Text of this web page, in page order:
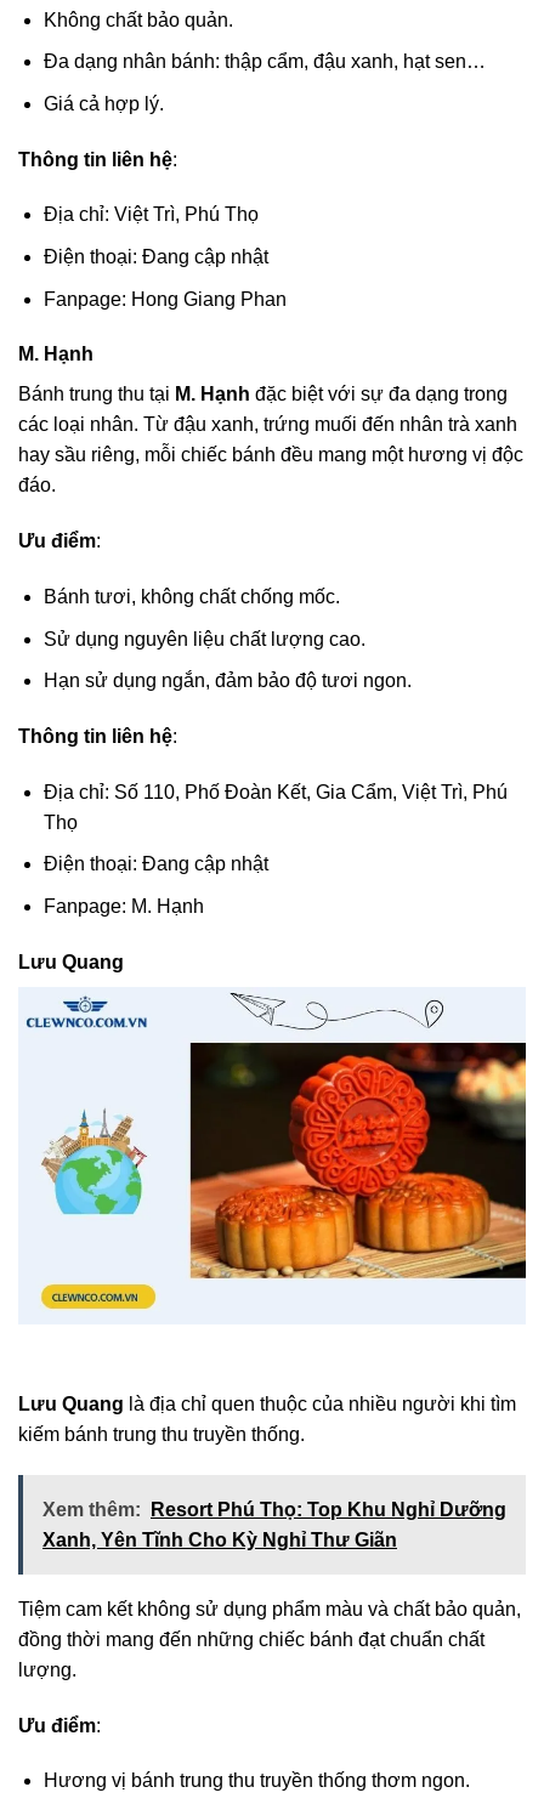
Không chất bảo quản.
Đa dạng nhân bánh: thập cẩm, đậu xanh, hạt sen…
Giá cả hợp lý.
Thông tin liên hệ:
Địa chỉ: Việt Trì, Phú Thọ
Điện thoại: Đang cập nhật
Fanpage: Hong Giang Phan
M. Hạnh
Bánh trung thu tại M. Hạnh đặc biệt với sự đa dạng trong
các loại nhân. Từ đậu xanh, trứng muối đến nhân trà xanh
hay sầu riêng, mỗi chiếc bánh đều mang một hương vị độc
đáo.
Ưu điểm:
Bánh tươi, không chất chống mốc.
Sử dụng nguyên liệu chất lượng cao.
Hạn sử dụng ngắn, đảm bảo độ tươi ngon.
Thông tin liên hệ:
Địa chỉ: Số 110, Phố Đoàn Kết, Gia Cẩm, Việt Trì, Phú
Thọ
Điện thoại: Đang cập nhật
Fanpage: M. Hạnh
Lưu Quang
Lưu Quang là địa chỉ quen thuộc của nhiều người khi tìm
kiếm bánh trung thu truyền thống.
Xem thêm:
Resort Phú Thọ: Top Khu Nghỉ Dưỡng
Xanh, Yên Tĩnh Cho Kỳ Nghỉ Thư Giãn
Tiệm cam kết không sử dụng phẩm màu và chất bảo quản,
đồng thời mang đến những chiếc bánh đạt chuẩn chất
lượng.
Ưu điểm:
Hương vị bánh trung thu truyền thống thơm ngon.